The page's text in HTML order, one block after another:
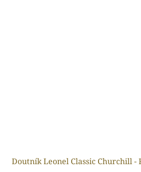
Doutník Leonel Classic Churchill -